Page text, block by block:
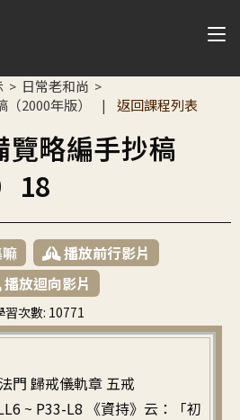
> 日常老和尚 >
2000年版） | 返回課程列表
覽略編手抄稿
18
播放前行影片
播放迴向影片
習次數: 10771
繁中
門 歸戒儀軌章 五戒
~ P33-L8 《資持》云：「初